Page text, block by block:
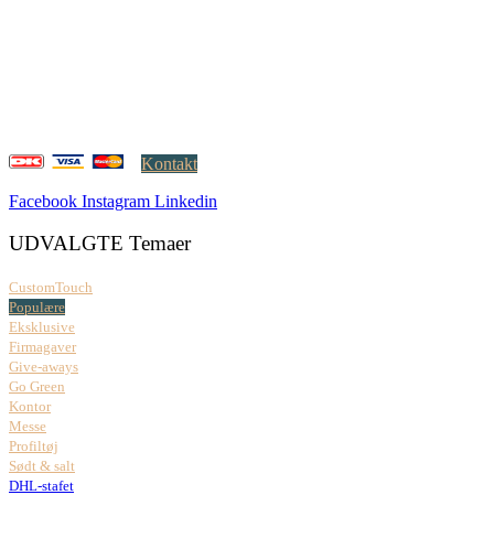
Kontakt
Facebook Instagram Linkedin
UDVALGTE Temaer
CustomTouch
Populære
Eksklusive
Firmagaver
Give-aways
Go Green
Kontor
Messe
Profiltøj
Sødt & salt
DHL-stafet